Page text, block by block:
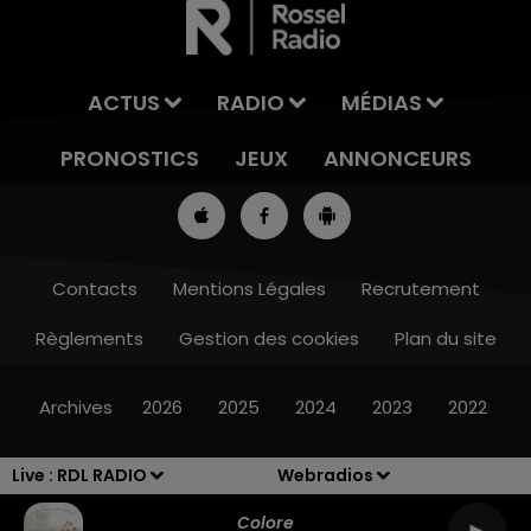
Live : RDL RADIO
Webradios
Colore
13h00 - 16h00
ACTUS RADIO
MÉDIAS
PRONOSTICS
JEUX ANNONCEURS
Contacts Mentions Légales
Recrutement
Règlements
Gestion des cookies Plan du site
Archives 2026 2025 2024 2023 2022